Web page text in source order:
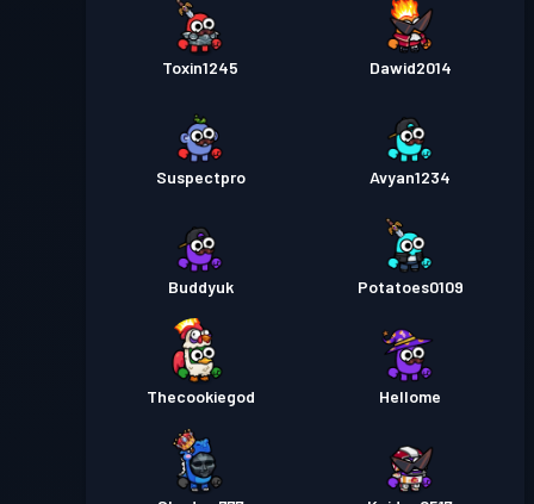
Toxin1245 Dawid2014
Suspectpro Avyan1234
Buddyuk Potatoes0109
Thecookiegod Hellome